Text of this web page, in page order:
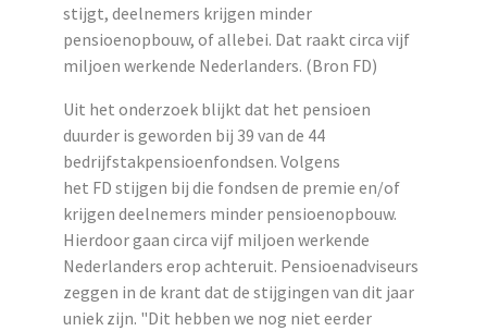
stijgt, deelnemers krijgen minder
pensioenopbouw, of allebei. Dat raakt circa vijf
miljoen werkende Nederlanders. (Bron FD)
Uit het onderzoek blijkt dat het pensioen
duurder is geworden bij 39 van de 44
bedrijfstakpensioenfondsen. Volgens
het FD stijgen bij die fondsen de premie en/of
krijgen deelnemers minder pensioenopbouw.
Hierdoor gaan circa vijf miljoen werkende
Nederlanders erop achteruit. Pensioenadviseurs
zeggen in de krant dat de stijgingen van dit jaar
uniek zijn. "Dit hebben we nog niet eerder